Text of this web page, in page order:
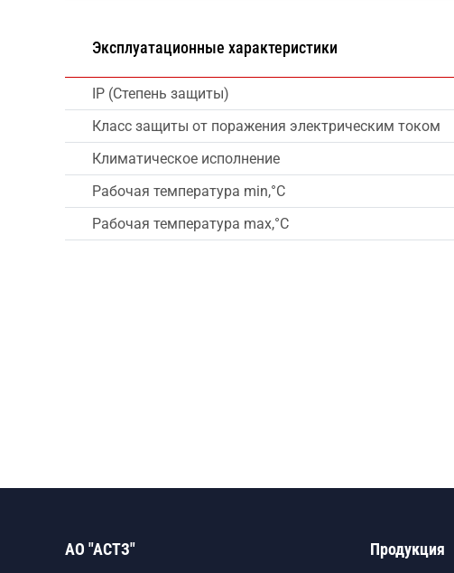
Эксплуатационные характеристики
IP (Степень защиты)
Класс защиты от поражения электрическим током
Климатическое исполнение
Рабочая температура min,°C
Рабочая температура max,°C
АО "АСТЗ" Продукция